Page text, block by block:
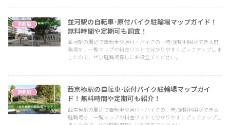
京都府
並河駅の自転車･原付バイク駐輪場マップガイド！
無料時間や定期可も調査！
並河駅の周辺で自転車や原付・バイクの一時/定期利用ができる駐
輪場を、一覧マップや料金リストで分かりやすくピックアップしま
したので、ぜひ駐輪場探しにお役立てください。
京都府
西京極駅の自転車･原付バイク駐輪場マップガイ
ド！無料時間や定期可も紹介！
西京極駅の周辺で自転車や原付・バイクの一時/定期利用ができる
駐輪場を、一覧マップや料金リストで分かりやすくピックアップし